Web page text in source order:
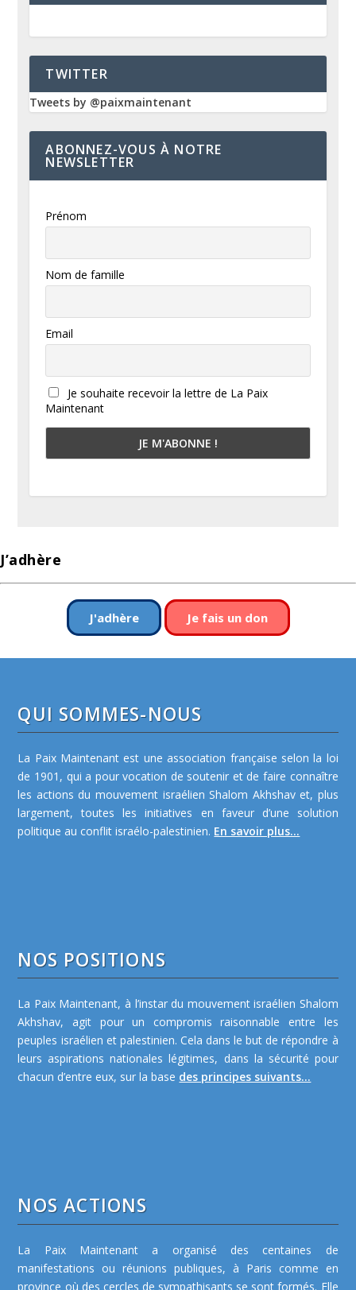
TWITTER
Tweets by @paixmaintenant
ABONNEZ-VOUS À NOTRE
NEWSLETTER
Prénom
Nom de famille
Email
Je souhaite recevoir la lettre de La Paix
Maintenant
J’adhère
J'adhère Je fais un don
QUI SOMMES-NOUS
La Paix Maintenant est une association française selon la loi
de 1901, qui a pour vocation de soutenir et de faire connaître
les actions du mouvement israélien Shalom Akhshav et, plus
largement, toutes les initiatives en faveur d’une solution
politique au conflit israélo-palestinien. En savoir plus...
NOS POSITIONS
La Paix Maintenant, à l’instar du mouvement israélien Shalom
Akhshav, agit pour un compromis raisonnable entre les
peuples israélien et palestinien. Cela dans le but de répondre à
leurs aspirations nationales légitimes, dans la sécurité pour
chacun d’entre eux, sur la base des principes suivants...
NOS ACTIONS
La Paix Maintenant a organisé des centaines de
manifestations ou réunions publiques, à Paris comme en
province où des cercles de sympathisants se sont formés. Elle